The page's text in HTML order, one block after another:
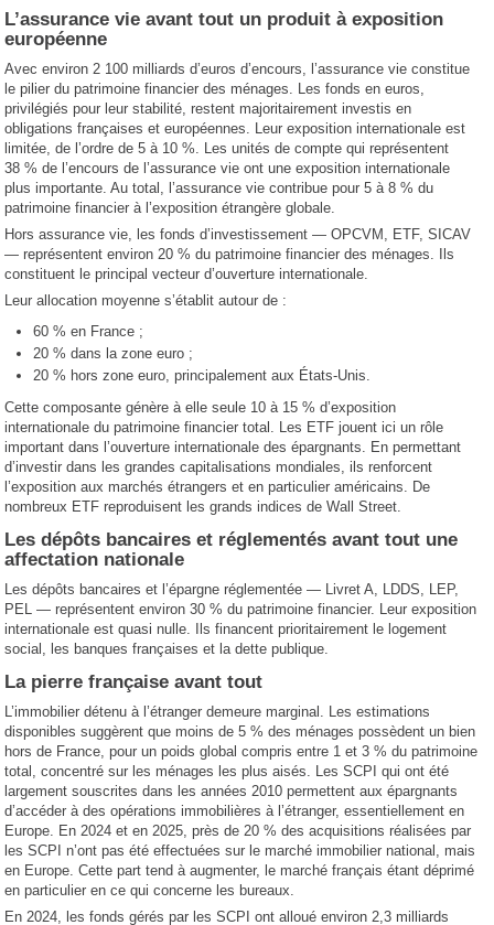
L’assurance vie avant tout un produit à exposition
européenne
Avec environ 2 100 milliards d’euros d’encours, l’assurance vie constitue
le pilier du patrimoine financier des ménages. Les fonds en euros,
privilégiés pour leur stabilité, restent majoritairement investis en
obligations françaises et européennes. Leur exposition internationale est
limitée, de l’ordre de 5 à 10 %. Les unités de compte qui représentent
38 % de l’encours de l’assurance vie ont une exposition internationale
plus importante. Au total, l’assurance vie contribue pour 5 à 8 % du
patrimoine financier à l’exposition étrangère globale.
Hors assurance vie, les fonds d’investissement — OPCVM, ETF, SICAV
— représentent environ 20 % du patrimoine financier des ménages. Ils
constituent le principal vecteur d’ouverture internationale.
Leur allocation moyenne s’établit autour de :
60 % en France ;
20 % dans la zone euro ;
20 % hors zone euro, principalement aux États-Unis.
Cette composante génère à elle seule 10 à 15 % d’exposition
internationale du patrimoine financier total. Les ETF jouent ici un rôle
important dans l’ouverture internationale des épargnants. En permettant
d’investir dans les grandes capitalisations mondiales, ils renforcent
l’exposition aux marchés étrangers et en particulier américains. De
nombreux ETF reproduisent les grands indices de Wall Street.
Les dépôts bancaires et réglementés avant tout une
affectation nationale
Les dépôts bancaires et l’épargne réglementée — Livret A, LDDS, LEP,
PEL — représentent environ 30 % du patrimoine financier. Leur exposition
internationale est quasi nulle. Ils financent prioritairement le logement
social, les banques françaises et la dette publique.
La pierre française avant tout
L’immobilier détenu à l’étranger demeure marginal. Les estimations
disponibles suggèrent que moins de 5 % des ménages possèdent un bien
hors de France, pour un poids global compris entre 1 et 3 % du patrimoine
total, concentré sur les ménages les plus aisés. Les SCPI qui ont été
largement souscrites dans les années 2010 permettent aux épargnants
d’accéder à des opérations immobilières à l’étranger, essentiellement en
Europe. En 2024 et en 2025, près de 20 % des acquisitions réalisées par
les SCPI n’ont pas été effectuées sur le marché immobilier national, mais
en Europe. Cette part tend à augmenter, le marché français étant déprimé
en particulier en ce qui concerne les bureaux.
En 2024, les fonds gérés par les SCPI ont alloué environ 2,3 milliards